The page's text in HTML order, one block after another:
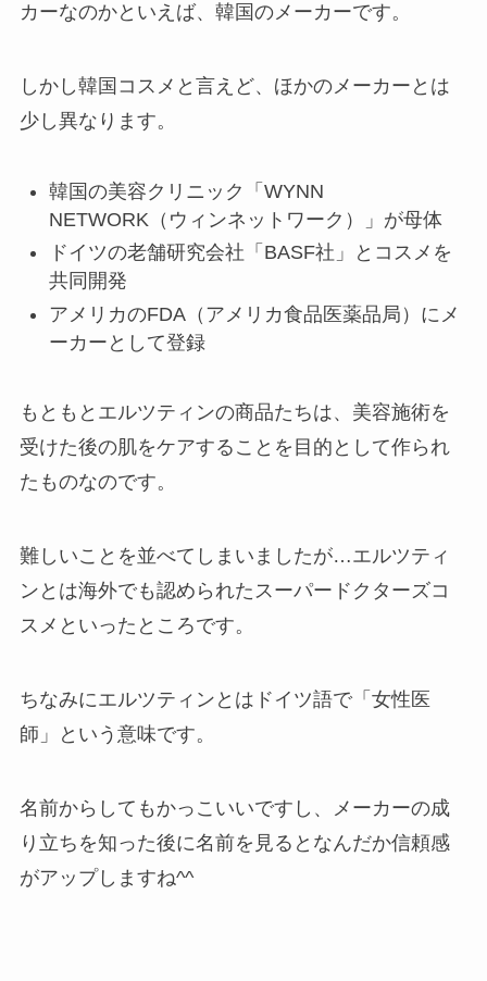
カーなのかといえば、韓国のメーカーです。
しかし韓国コスメと言えど、ほかのメーカーとは
少し異なります。
韓国の美容クリニック「WYNN
NETWORK（ウィンネットワーク）」が母体
ドイツの老舗研究会社「BASF社」とコスメを
共同開発
アメリカのFDA（アメリカ食品医薬品局）にメ
ーカーとして登録
もともとエルツティンの商品たちは、 美容施術を
受けた後の肌をケアすることを目的として作られ
た ものなのです。
難しいことを並べてしまいましたが…エルツティ
ンとは海外でも認められたスーパードクターズコ
スメ といったところです。
ちなみにエルツティンとはドイツ語で「女性医
師」という意味です。
名前からしてもかっこいいですし、メーカーの成
り立ちを知った後に名前を見るとなんだか信頼感
がアップしますね^^